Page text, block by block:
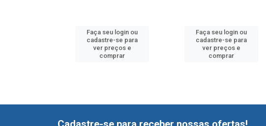
Faça seu login ou
cadastre-se para
ver preços e
comprar
Faça seu login ou
cadastre-se para
ver preços e
comprar